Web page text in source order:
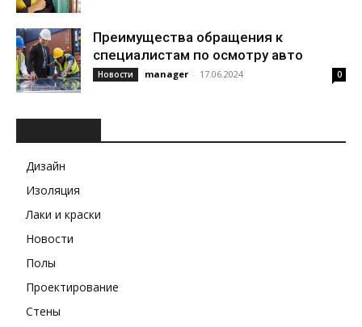
Преимущества обращения к
специалистам по осмотру авто
Новости manager - 17.06.2024 0
Дизайн
Изоляция
Лаки и краски
Новости
Полы
Проектирование
Стены